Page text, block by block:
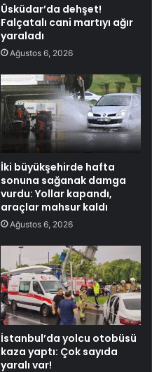
Üsküdar’da dehşet!
Falçatalı cani martıyı ağır
yaraladı
Ağustos 6, 2026
İki büyükşehirde hafta
sonuna sağanak damga
vurdu: Yollar kapandı,
araçlar mahsur kaldı
Ağustos 6, 2026
İstanbul’da yolcu otobüsü
kaza yaptı: Çok sayıda
yaralı var!